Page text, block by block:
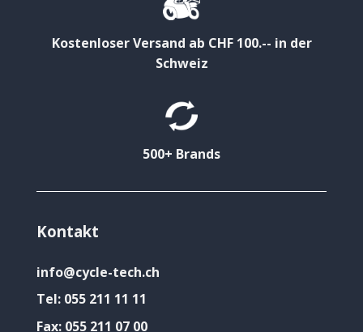
Kostenloser Versand ab CHF 100.-- in der
Schweiz
500+ Brands
Kontakt
info@cycle-tech.ch
Tel: 055 211 11 11
Fax: 055 211 07 00